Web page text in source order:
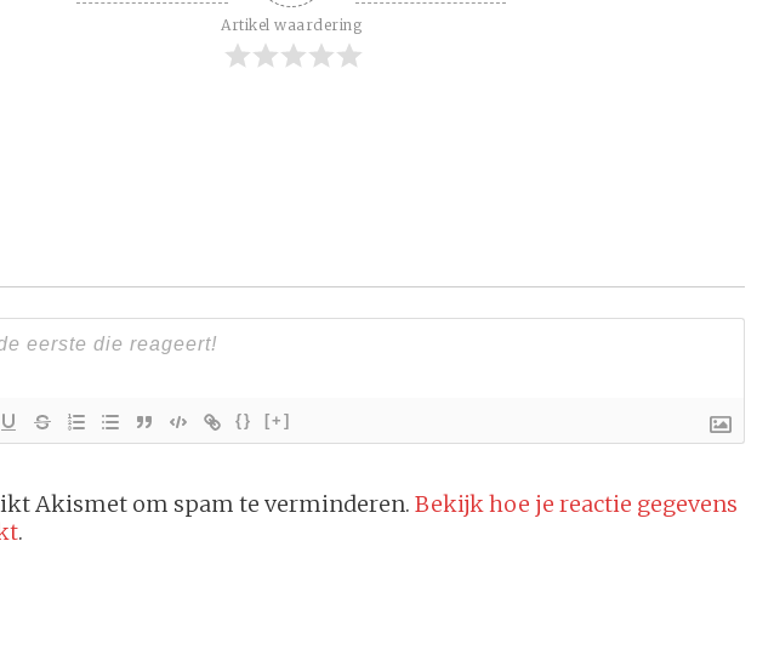
Artikel waardering
{} [+]
Akismet om spam te verminderen. Bekijk hoe je reactie gegevens
.